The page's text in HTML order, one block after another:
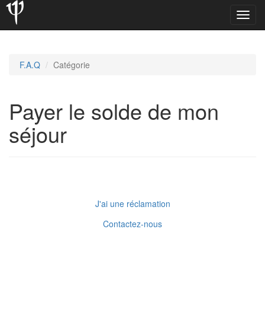
F.A.Q Catégorie
Payer le solde de mon
séjour
J'ai une réclamation
Contactez-nous